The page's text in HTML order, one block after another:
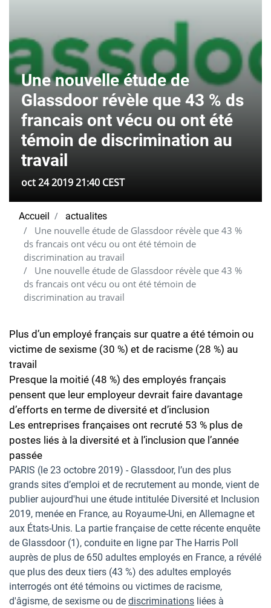
Une nouvelle étude de
Glassdoor révèle que 43 % ds
francais ont vécu ou ont été
témoin de discrimination au
travail
oct 24 2019 21:40 CEST
Accueil actualites
Une nouvelle étude de Glassdoor révèle que 43 %
ds francais ont vécu ou ont été témoin de
discrimination au travail
Une nouvelle étude de Glassdoor révèle que 43 %
ds francais ont vécu ou ont été témoin de
discrimination au travail
Plus d’un employé français sur quatre a été témoin ou
victime de sexisme (30 %) et de racisme (28 %) au
travail
Presque la moitié (48 %) des employés français
pensent que leur employeur devrait faire davantage
d’efforts en terme de diversité et d’inclusion
Les entreprises françaises ont recruté 53 % plus de
postes liés à la diversité et à l’inclusion que l’année
passée
PARIS (le 23 octobre 2019) - Glassdoor, l’un des plus
grands sites d’emploi et de recrutement au monde, vient de
publier aujourd'hui une étude intitulée Diversité et Inclusion
2019, menée en France, au Royaume-Uni, en Allemagne et
aux États-Unis. La partie française de cette récente enquête
de Glassdoor (1), conduite en ligne par The Harris Poll
auprès de plus de 650 adultes employés en France, a révélé
que plus des deux tiers (43 %) des adultes employés
interrogés ont été témoins ou victimes de racisme,
d'âgisme, de sexisme ou de discriminations liées à